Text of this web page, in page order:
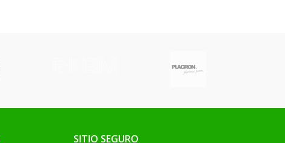
SITIO SEGURO